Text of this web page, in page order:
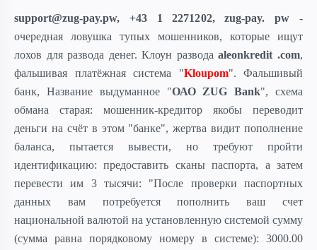
support@zug-pay.pw, +43 1 2271202, zug-pay. pw -
очередная ловушка тупых мошенников, которые ищут
лохов для развода денег. Клоун разводаaleonkredit .com,
фальшивая платёжная система "Kloupom". Фальшивый
банк, Название выдуманное "ОАО ZUG Bank", схема
обмана старая: мошенник-кредитор якобы переводит
деньги на счёт в этом "банке", жертва видит пополнение
баланса, пытается вывести, но требуют пройти
идентификацию: предоставить сканы паспорта, а затем
перевести им 3 тысячи: "После проверки паспортных
данных вам потребуется пополнить ваш счет
национальной валютой на установленную системой сумму
(сумма равна порядковому номеру в системе): 3000.00